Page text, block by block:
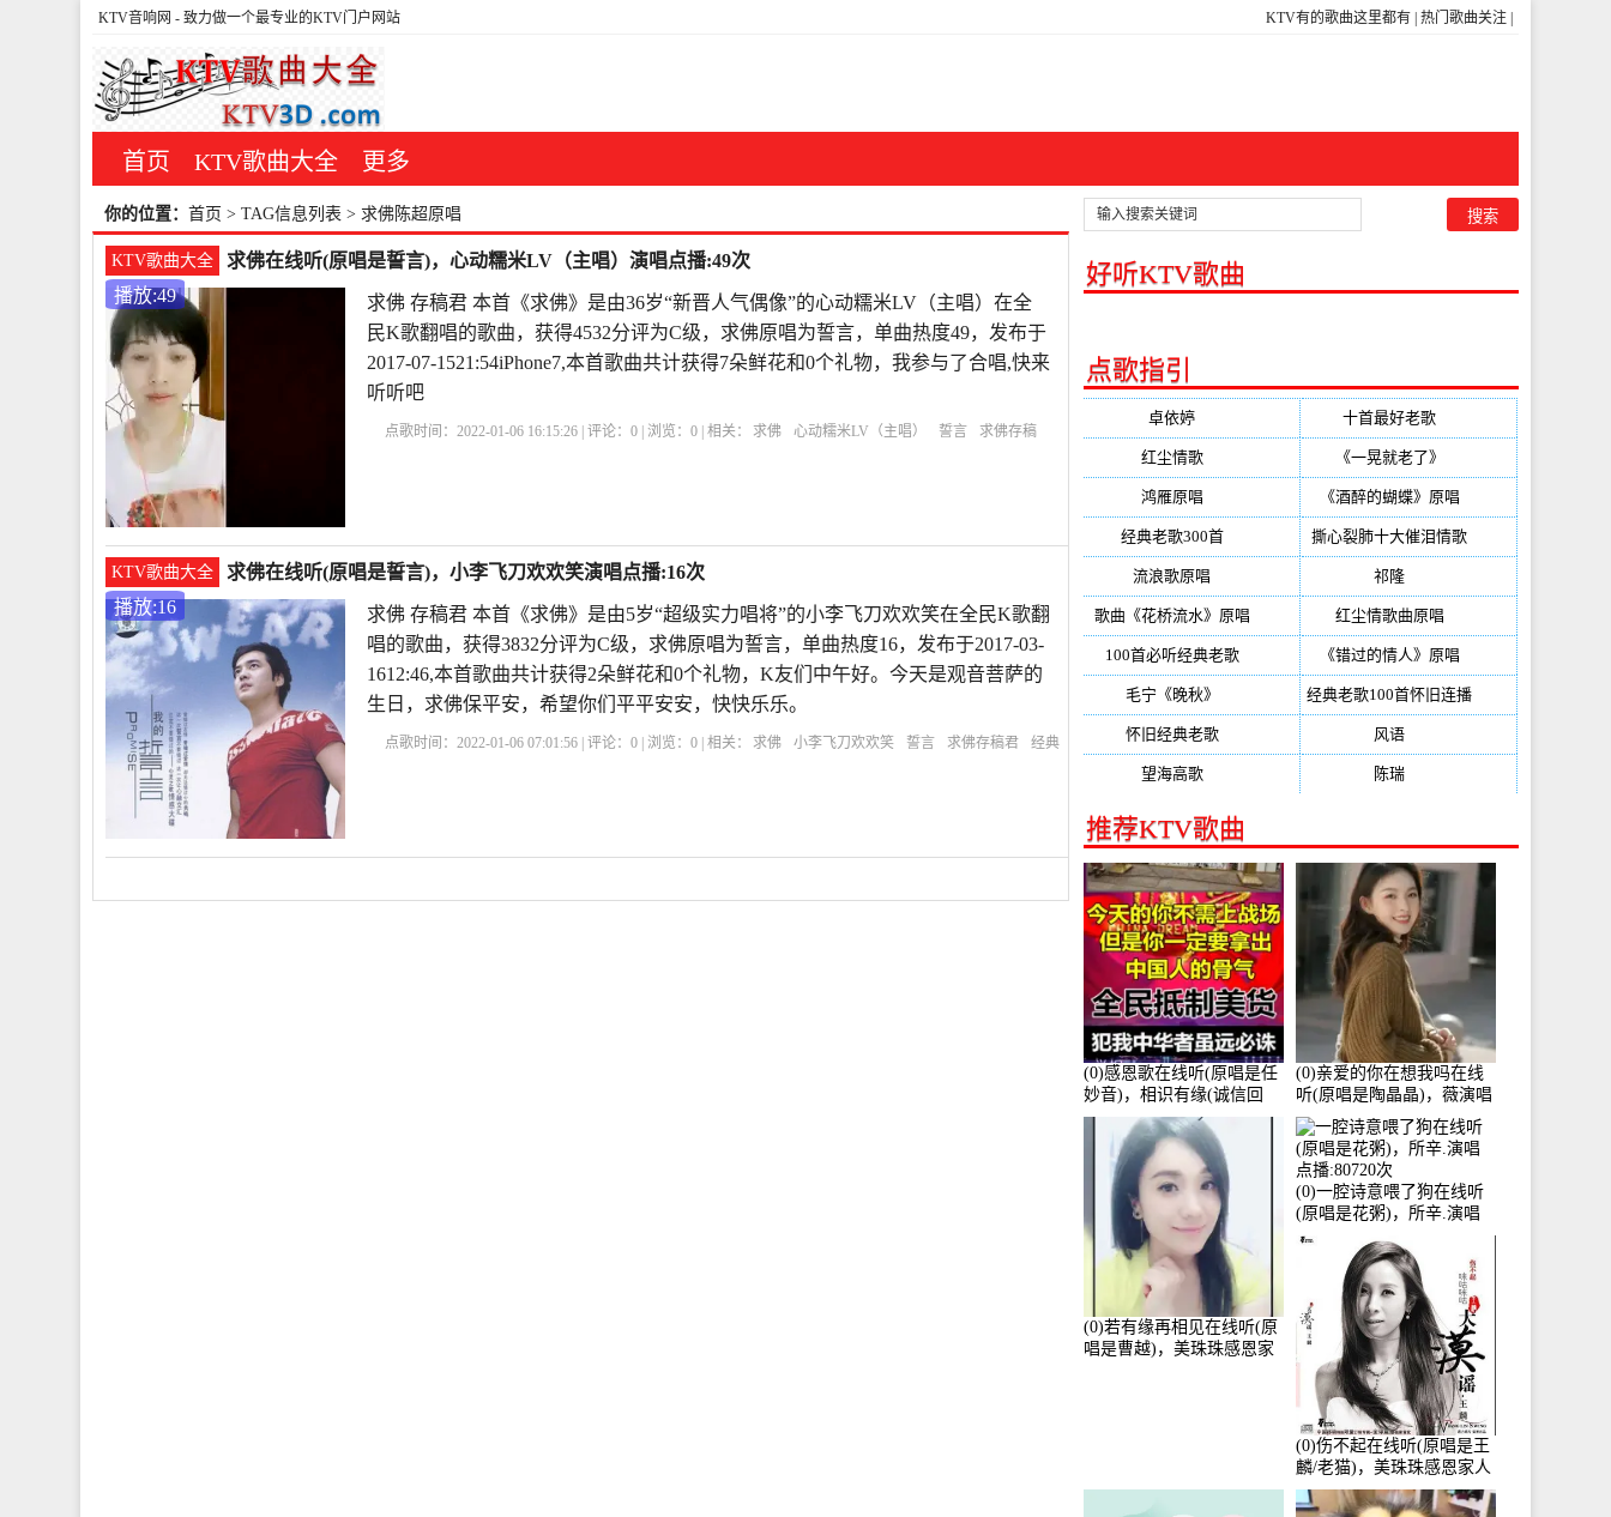
KTV有的歌曲这里都有 热门歌曲关注
KTV音响网 - 致力做一个最专业的KTV门户网站
首页 KTV歌曲大全 更多
你的位置： 首页 > TAG信息列表 > 求佛陈超原唱
KTV歌曲大全
求佛在线听(原唱是誓言)，心动糯米LV（主唱）演唱点播:49次
播放:49
求佛 存稿君 本首《求佛》是由36岁“新晋人气偶像”的心动糯米LV（主唱）在全
民K歌翻唱的歌曲，获得4532分评为C级，求佛原唱为誓言，单曲热度49，发布于
2017-07-1521:54iPhone7,本首歌曲共计获得7朵鲜花和0个礼物，我参与了合唱,快来
听听吧
点歌时间：2022-01-06 16:15:26 | 评论：0 | 浏览：0 | 相关： 求佛 心动糯米LV（主唱） 誓言
求佛存稿
KTV歌曲大全
求佛在线听(原唱是誓言)，小李飞刀欢欢笑演唱点播:16次
播放:16
求佛 存稿君 本首《求佛》是由5岁“超级实力唱将”的小李飞刀欢欢笑在全民K歌翻
唱的歌曲，获得3832分评为C级，求佛原唱为誓言，单曲热度16，发布于2017-03-
1612:46,本首歌曲共计获得2朵鲜花和0个礼物，K友们中午好。今天是观音菩萨的
生日，求佛保平安，希望你们平平安安，快快乐乐。
点歌时间：2022-01-06 07:01:56 | 评论：0 | 浏览：0 | 相关： 求佛 小李飞刀欢欢笑 誓言 求佛存稿君
经典
好听KTV歌曲
点歌指引
卓依婷 十首最好老歌
红尘情歌(296) 《一晃就老了》
鸿雁原唱 《酒醉的蝴蝶》原唱
经典老歌300首(203) 撕心裂肺十大催泪情歌
流浪歌原唱 祁隆
歌曲《花桥流水》原唱 红尘情歌曲原唱
100首必听经典老歌(150) 《错过的情人》原唱
毛宁《晚秋》 经典老歌100首怀旧连播
怀旧经典老歌(133) 风语
望海高歌(131) 陈瑞
推荐KTV歌曲
(0)感恩歌在线听(原唱是任
妙音)，相识有缘(诚信回
访)演唱点播:161288次
(0)亲爱的你在想我吗在线
听(原唱是陶晶晶)，薇演唱
点播:159722次
(0)若有缘再相见在线听(原
唱是曹越)，美珠珠感恩家
(0)一腔诗意喂了狗在线听
(原唱是花粥)，所辛.演唱
点播:80720次
(0)伤不起在线听(原唱是王
麟/老猫)，美珠珠感恩家人
演唱点播:80218次